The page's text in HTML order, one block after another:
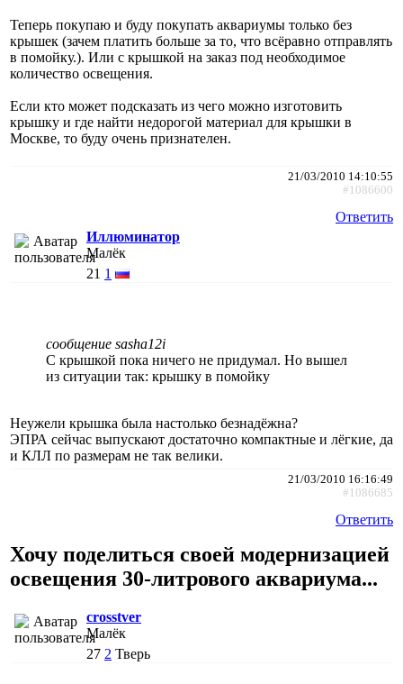
Теперь покупаю и буду покупать аквариумы только без
крышек (зачем платить больше за то, что всёравно отправлять
в помойку.). Или с крышкой на заказ под необходимое
количество освещения.
Если кто может подсказать из чего можно изготовить
крышку и где найти недорогой материал для крышки в
Москве, то буду очень признателен.
21/03/2010 14:10:55
#1086600
Ответить
Иллюминатор
Малёк
21 1
сообщение sasha12i
С крышкой пока ничего не придумал. Но вышел
из ситуации так: крышку в помойку
Неужели крышка была настолько безнадёжна?
ЭПРА сейчас выпускают достаточно компактные и лёгкие, да
и КЛЛ по размерам не так велики.
21/03/2010 16:16:49
#1086685
Ответить
Хочу поделиться своей модернизацией
освещения 30-литрового аквариума...
crosstver
Малёк
27 2 Тверь